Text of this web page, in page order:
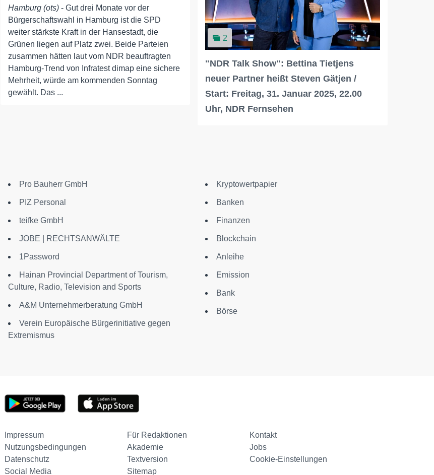
Hamburg (ots)- Gut drei Monate vor der
Bürgerschaftswahl in Hamburg ist die SPD
weiter stärkste Kraft in der Hansestadt, die
Grünen liegen auf Platz zwei. Beide Parteien
zusammen hätten laut vom NDR beauftragten
Hamburg-Trend von Infratest dimap eine sichere
Mehrheit, würde am kommenden Sonntag
gewählt. Das ...
2
"NDR Talk Show": Bettina Tietjens
neuer Partner heißt Steven Gätjen /
Start: Freitag, 31. Januar 2025, 22.00
Uhr, NDR Fernsehen
Pro Bauherr GmbH
PIZ Personal
teifke GmbH
JOBE | RECHTSANWÄLTE
1Password
Hainan Provincial Department of Tourism,
Culture, Radio, Television and Sports
A&M Unternehmerberatung GmbH
Verein Europäische Bürgerinitiative gegen
Extremismus
Kryptowertpapier
Banken
Finanzen
Blockchain
Anleihe
Emission
Bank
Börse
Impressum Für Redaktionen
Kontakt
Nutzungsbedingungen
Akademie
Jobs
Datenschutz
Textversion
Cookie-Einstellungen
Social Media
Sitemap